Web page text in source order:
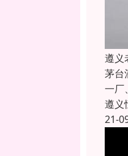
遵义
茅台
一厂
遵义
21-